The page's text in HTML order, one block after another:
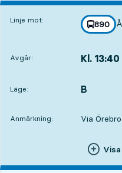
Linje mot: linje
890
mot
,
Avgår: Kl. 13:40
Läge:
LÄGE, B
,
Anmärkning: Via Örebro